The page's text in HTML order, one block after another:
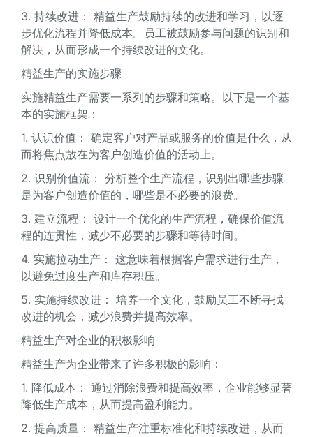
3. 持续改进： 精益生产鼓励持续的改进和学习，以逐
步优化流程并降低成本。员工被鼓励参与问题的识别和
解决，从而形成一个持续改进的文化。
精益生产的实施步骤
实施精益生产需要一系列的步骤和策略。以下是一个基
本的实施框架：
1. 认识价值： 确定客户对产品或服务的价值是什么，从
而将焦点放在为客户创造价值的活动上。
2. 识别价值流： 分析整个生产流程，识别出哪些步骤
是为客户创造价值的，哪些是不必要的浪费。
3. 建立流程： 设计一个优化的生产流程，确保价值流
程的连贯性，减少不必要的步骤和等待时间。
4. 实施拉动生产： 这意味着根据客户需求进行生产，
以避免过度生产和库存积压。
5. 实施持续改进： 培养一个文化，鼓励员工不断寻找
改进的机会，减少浪费并提高效率。
精益生产对企业的积极影响
精益生产为企业带来了许多积极的影响：
1. 降低成本： 通过消除浪费和提高效率，企业能够显著
降低生产成本，从而提高盈利能力。
2. 提高质量： 精益生产注重标准化和持续改进，从而